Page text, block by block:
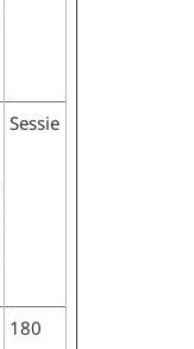
Sessie
180